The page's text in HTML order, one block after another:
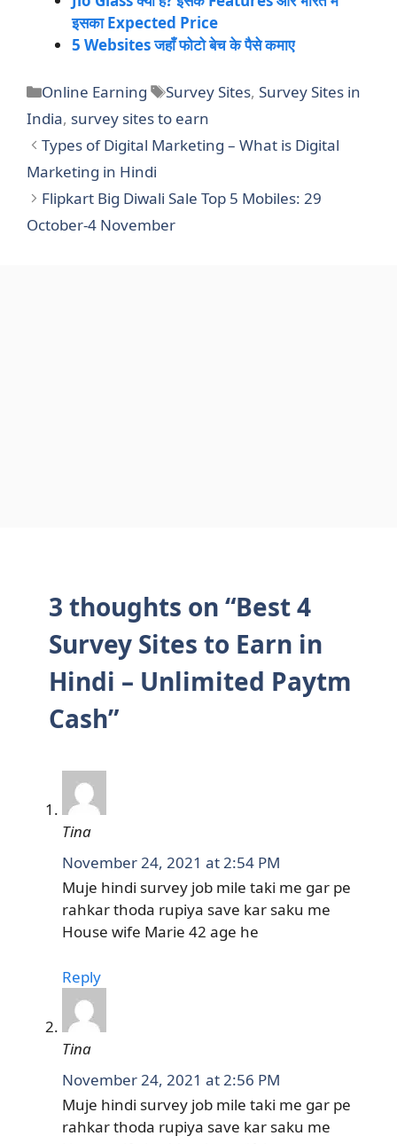
इसका Expected Price
5 Websites जहाँ फोटो बेच के पैसे कमाए
Categories
Online Earning Tags
Survey Sites, Survey Sites in
India, survey sites to earn
Types of Digital Marketing – What is Digital
Marketing in Hindi
Flipkart Big Diwali Sale Top 5 Mobiles: 29
October-4 November
3 thoughts on “Best 4
Survey Sites to Earn in
Hindi – Unlimited Paytm
Cash”
Tina
November 24, 2021 at 2:54 PM
Muje hindi survey job mile taki me gar pe
rahkar thoda rupiya save kar saku me
House wife Marie 42 age he
Reply
Tina
November 24, 2021 at 2:56 PM
Muje hindi survey job mile taki me gar pe
rahkar thoda rupiya save kar saku me